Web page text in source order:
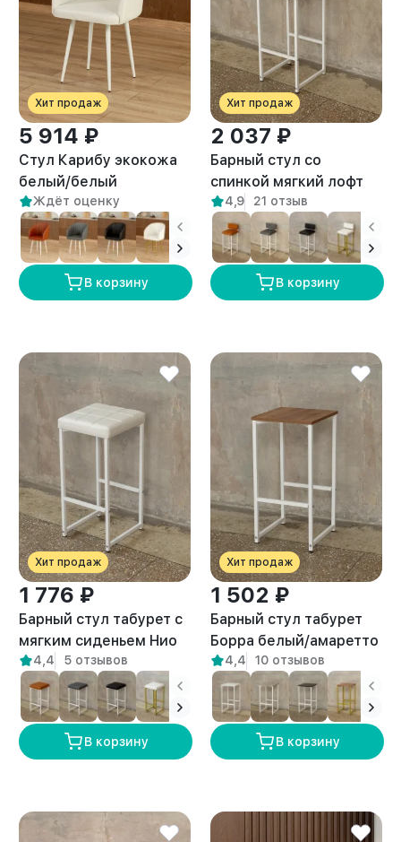
Хит продаж
5 914 ₽
Стул Карибу экокожа
белый/белый
Ждёт оценку
В корзину
Хит продаж
2 037 ₽
Барный стул со
спинкой мягкий лофт
Тоба белый/белый
4,9 21 отзыв
В корзину
Хит продаж
1 776 ₽
Барный стул табурет с
мягким сиденьем Нио
белый/белый
4,4 5 отзывов
В корзину
Хит продаж
1 502 ₽
Барный стул табурет
Борра белый/амаретто
4,4 10 отзывов
В корзину